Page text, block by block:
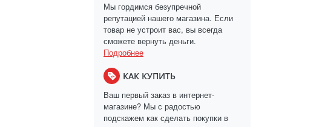
Мы гордимся безупречной
репутацией нашего магазина. Если
товар не устроит вас, вы всегда
сможете вернуть деньги.
Подробнее
КАК КУПИТЬ
Ваш первый заказ в интернет-
магазине? Мы с радостью
подскажем как сделать покупки в